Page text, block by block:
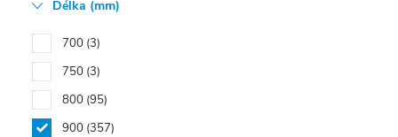
Délka (mm)
700 3
750 3
800 95
900 357